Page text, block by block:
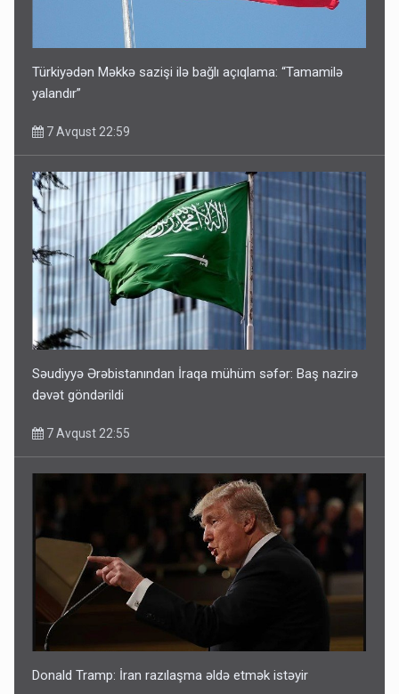
Türkiyədən Məkkə sazişi ilə bağlı açıqlama: “Tamamilə
yalandır”
7 Avqust 22:59
Səudiyyə Ərəbistanından İraqa mühüm səfər: Baş nazirə
dəvət göndərildi
7 Avqust 22:55
Donald Tramp: İran razılaşma əldə etmək istəyir